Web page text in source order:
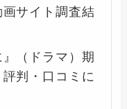
サイト調査結
』（ドラマ）期
判・口コミに